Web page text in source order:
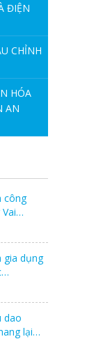
ĐIỆN
CHỈNH
HÓA
AN
công
Vai…
gia dụng
dao
lại…